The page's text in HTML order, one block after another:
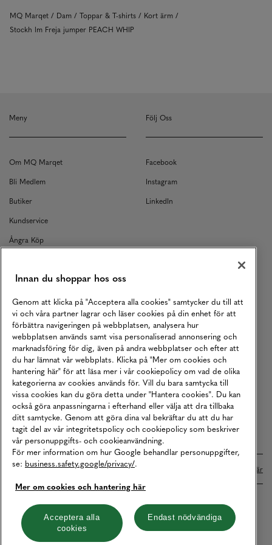
MQ Marqet Dam Toppar & T-shirts
Kort ärm
Stockh lm Freja jumper PEACH WHIP
Meny
Om MQ Marqet
Bli Medlem
Butiker
Kundservice
Ångra Köp
Returer
Köpvillkor
Karriär
Vårt Ansvar
Våra Tjänster
Press
Studentrabatt
B2B
Tillgänglighetsredogörelse
Följ Oss
Facebook
Instagram
LinkedIn
Betalningar online sköts i samarbete med Klarna. Läs mer här
Cookies Integritetspolicy
Hantera cookies
Innan du shoppar hos oss
Genom att klicka på "Acceptera alla cookies" samtycker du till att
vi och våra partner lagrar och läser cookies på din enhet för att
förbättra navigeringen på webbplatsen, analysera hur
webbplatsen används samt visa personaliserad annonsering och
marknadsföring för dig, även på andra webbplatser och efter att
du har lämnat vår webbplats. Klicka på "Mer om cookies och
hantering här" för att läsa mer i vår cookiepolicy om vad de olika
kategorierna av cookies används för. Vill du bara samtycka till
vissa cookies kan du göra detta under "Hantera cookies". Du kan
också göra anpassningarna i efterhand eller välja att dra tillbaka
ditt samtycke. Genom att göra dina val bekräftar du att du har
tagit del av vår integritetspolicy och cookiepolicy som beskriver
vår personuppgifts- och cookieanvändning.
För mer information om hur Google behandlar personuppgifter,
se: business.safety.google/privacy/.
Mer om cookies och hantering här
Acceptera alla
cookies
Endast nödvändiga